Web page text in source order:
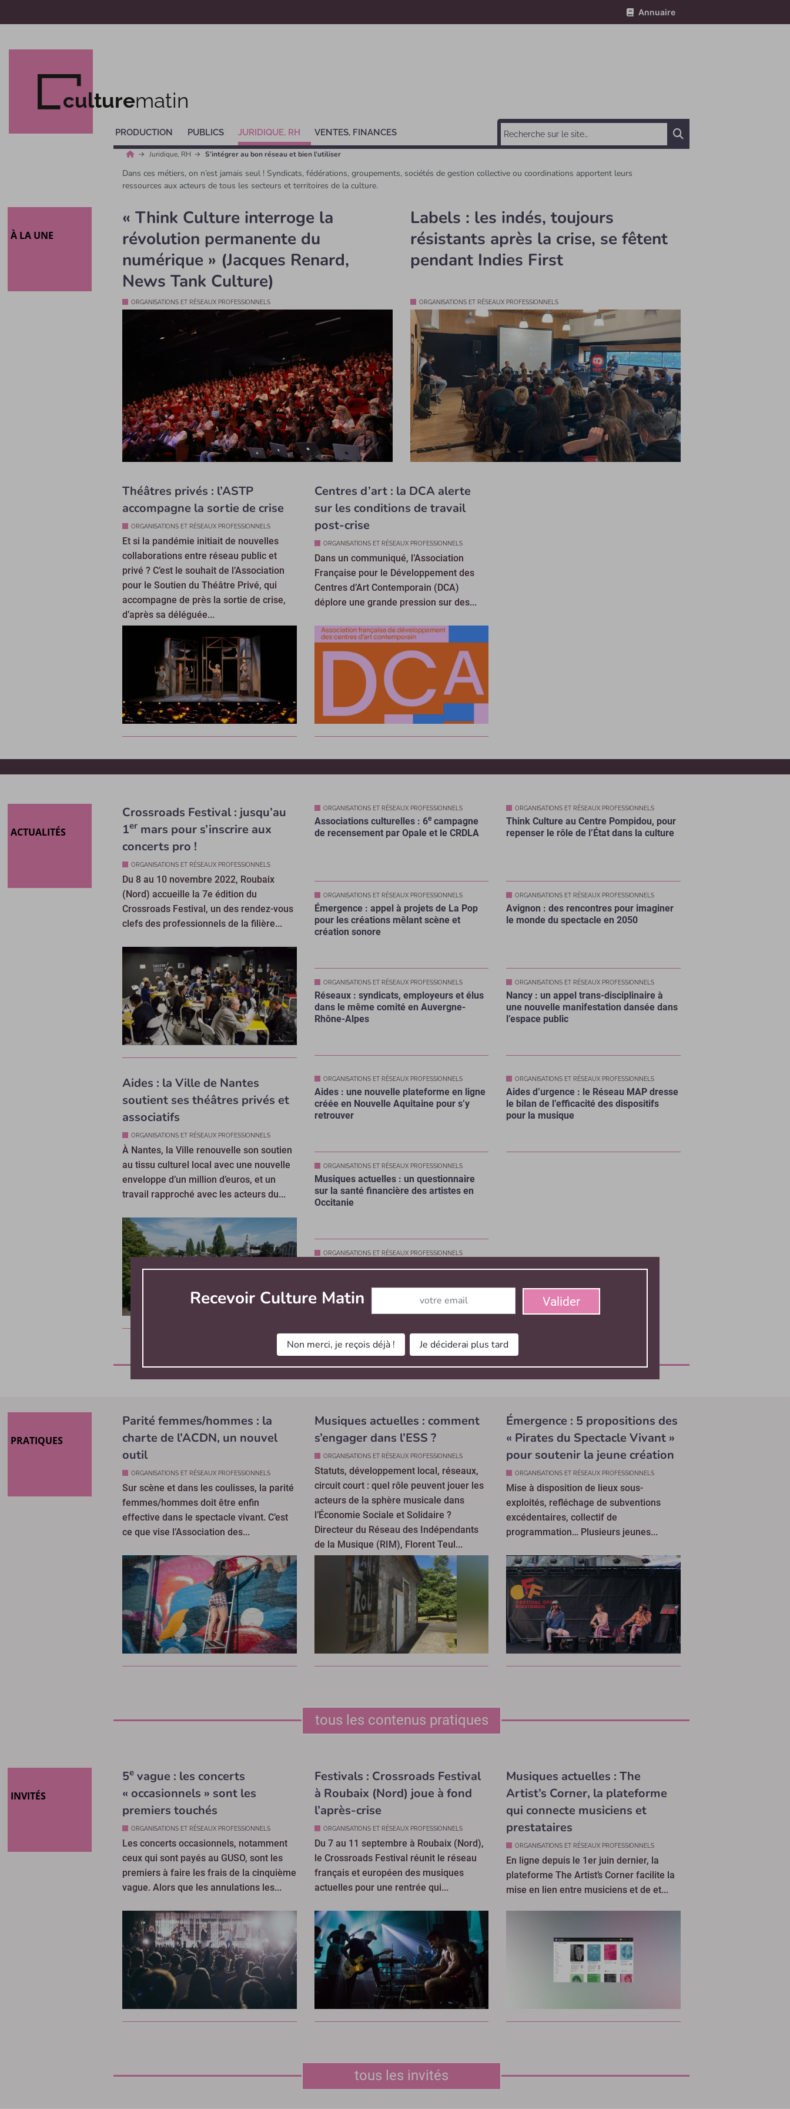
Annuaire
culturematin
PRODUCTION PUBLICS JURIDIQUE, RH VENTES, FINANCES
Juridique, RH S’intégrer au bon réseau et bien l’utiliser
Dans ces métiers, on n’est jamais seul ! Syndicats, fédérations, groupements, sociétés de gestion collective ou coordinations apportent leurs
ressources aux acteurs de tous les secteurs et territoires de la culture.
À LA UNE
« Think Culture interroge la
révolution permanente du
numérique » (Jacques Renard,
News Tank Culture)
ORGANISATIONS ET RÉSEAUX PROFESSIONNELS
Labels : les indés, toujours
résistants après la crise, se fêtent
pendant Indies First
ORGANISATIONS ET RÉSEAUX PROFESSIONNELS
Théâtres privés : l’ASTP
accompagne la sortie de crise
ORGANISATIONS ET RÉSEAUX PROFESSIONNELS
Et si la pandémie initiait de nouvelles
collaborations entre réseau public et
privé ? C’est le souhait de l’Association
pour le Soutien du Théâtre Privé, qui
accompagne de près la sortie de crise,
d’après sa déléguée...
Centres d’art : la DCA alerte
sur les conditions de travail
post-crise
ORGANISATIONS ET RÉSEAUX PROFESSIONNELS
Dans un communiqué, l’Association
Française pour le Développement des
Centres d’Art Contemporain (DCA)
déplore une grande pression sur des...
Recevoir Culture Matin Abonnez-vous à notre newsletter
Valider
Non merci, je reçois déjà ! Je déciderai plus tard
ACTUALITÉS
Crossroads Festival : jusqu’au
1er mars pour s’inscrire aux
concerts pro !
ORGANISATIONS ET RÉSEAUX PROFESSIONNELS
Du 8 au 10 novembre 2022, Roubaix
(Nord) accueille la 7e édition du
Crossroads Festival, un des rendez-vous
clefs des professionnels de la filière...
ORGANISATIONS ET RÉSEAUX PROFESSIONNELS
Associations culturelles : 6ecampagne
de recensement par Opale et le CRDLA
ORGANISATIONS ET RÉSEAUX PROFESSIONNELS
Émergence : appel à projets de La Pop
pour les créations mêlant scène et
création sonore
ORGANISATIONS ET RÉSEAUX PROFESSIONNELS
Réseaux : syndicats, employeurs et élus
dans le même comité en Auvergne-
Rhône-Alpes
ORGANISATIONS ET RÉSEAUX PROFESSIONNELS
Think Culture au Centre Pompidou, pour
repenser le rôle de l’État dans la culture
ORGANISATIONS ET RÉSEAUX PROFESSIONNELS
Avignon : des rencontres pour imaginer
le monde du spectacle en 2050
ORGANISATIONS ET RÉSEAUX PROFESSIONNELS
Nancy : un appel trans-disciplinaire à
une nouvelle manifestation dansée dans
l’espace public
Aides : la Ville de Nantes
soutient ses théâtres privés et
associatifs
ORGANISATIONS ET RÉSEAUX PROFESSIONNELS
À Nantes, la Ville renouvelle son soutien
au tissu culturel local avec une nouvelle
enveloppe d’un million d’euros, et un
travail rapproché avec les acteurs du...
ORGANISATIONS ET RÉSEAUX PROFESSIONNELS
Aides : une nouvelle plateforme en ligne
créée en Nouvelle Aquitaine pour s’y
retrouver
ORGANISATIONS ET RÉSEAUX PROFESSIONNELS
Musiques actuelles : un questionnaire
sur la santé financière des artistes en
Occitanie
ORGANISATIONS ET RÉSEAUX PROFESSIONNELS
ORGANISATIONS ET RÉSEAUX PROFESSIONNELS
Aides d’urgence : le Réseau MAP dresse
le bilan de l’efficacité des dispositifs
pour la musique
toutes les actualités
PRATIQUES
Parité femmes/hommes : la
charte de l’ACDN, un nouvel
outil
ORGANISATIONS ET RÉSEAUX PROFESSIONNELS
Sur scène et dans les coulisses, la parité
femmes/hommes doit être enfin
effective dans le spectacle vivant. C’est
ce que vise l’Association des...
Musiques actuelles : comment
s’engager dans l’ESS ?
ORGANISATIONS ET RÉSEAUX PROFESSIONNELS
Statuts, développement local, réseaux,
circuit court : quel rôle peuvent jouer les
acteurs de la sphère musicale dans
l’Économie Sociale et Solidaire ?
Directeur du Réseau des Indépendants
de la Musique (RIM), Florent Teul...
Émergence : 5 propositions des
« Pirates du Spectacle Vivant »
pour soutenir la jeune création
ORGANISATIONS ET RÉSEAUX PROFESSIONNELS
Mise à disposition de lieux sous-
exploités, refléchage de subventions
excédentaires, collectif de
programmation… Plusieurs jeunes...
tous les contenus pratiques
INVITÉS
5e vague : les concerts
« occasionnels » sont les
premiers touchés
ORGANISATIONS ET RÉSEAUX PROFESSIONNELS
Les concerts occasionnels, notamment
ceux qui sont payés au GUSO, sont les
premiers à faire les frais de la cinquième
vague. Alors que les annulations les...
Festivals : Crossroads Festival
à Roubaix (Nord) joue à fond
l’après-crise
ORGANISATIONS ET RÉSEAUX PROFESSIONNELS
Du 7 au 11 septembre à Roubaix (Nord),
le Crossroads Festival réunit le réseau
français et européen des musiques
actuelles pour une rentrée qui...
Musiques actuelles : The
Artist’s Corner, la plateforme
qui connecte musiciens et
prestataires
ORGANISATIONS ET RÉSEAUX PROFESSIONNELS
En ligne depuis le 1er juin dernier, la
plateforme The Artist’s Corner facilite la
mise en lien entre musiciens et de et...
tous les invités